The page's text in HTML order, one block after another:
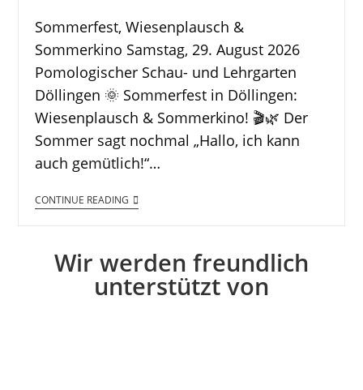
Sommerfest, Wiesenplausch &
Sommerkino Samstag, 29. August 2026
Pomologischer Schau- und Lehrgarten
Döllingen 🌞 Sommerfest in Döllingen:
Wiesenplausch & Sommerkino! 🎬🌿 Der
Sommer sagt nochmal „Hallo, ich kann
auch gemütlich!“…
CONTINUE READING
Wir werden freundlich
unterstützt von